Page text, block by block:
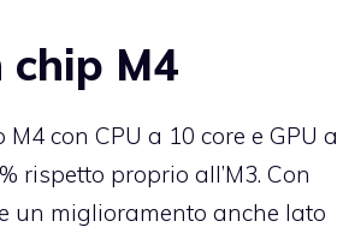
chip M4
con CPU a 10 core e GPU a
rispetto proprio all’M3. Con
un miglioramento anche lato